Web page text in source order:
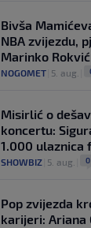
Bivša
NBA zvijezdu,
Marinko Rokvić
NOGOMET 5. aug.
Misirlić o
koncertu:
1.000 ulaznica
SHOWBIZ 5. aug. 0
Pop zvijezda
karijeri: Ariana